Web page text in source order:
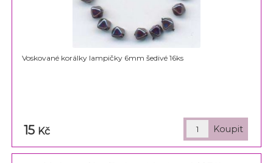
Voskované korálky lampičky 6mm šedivé 16ks
15 Kč